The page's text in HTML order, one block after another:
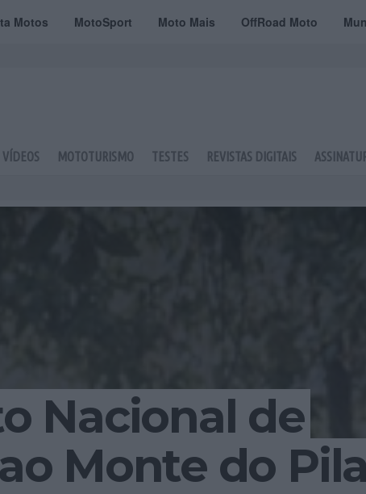
Motos MotoSport Moto Mais OffRoad Moto
VÍDEOS MOTOTURISMO TESTES REVISTAS DIGITAIS
Nacional de
Monte do